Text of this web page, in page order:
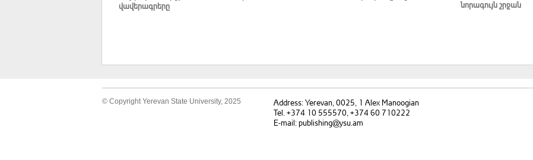
վավերագրերը
նորագույն շրջան
© Copyright Yerevan State University, 2025
Address: Yerevan, 0025, 1 Alex Manoogian
Tel. +374 10 555570, +374 60 710222
E-mail: publishing@ysu.am